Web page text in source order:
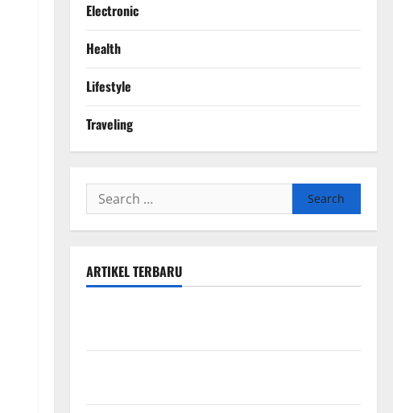
Electronic
Health
Lifestyle
Traveling
Search
for:
ARTIKEL TERBARU